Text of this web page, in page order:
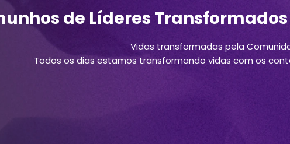
de Líderes
Vidas transformadas pela
Todos os dias estamos transformando vidas com os